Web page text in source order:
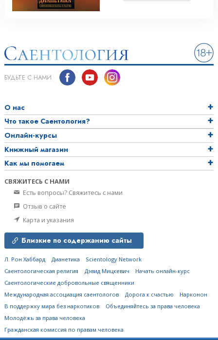
БУДЬТЕ С НАМИ
О нас
Что такое Саентология?
Онлайн-курсы
Книжный магазин
Как мы помогаем
СВЯЖИТЕСЬ С НАМИ
Есть вопросы? Свяжитесь с нами
Отзыв о сайте
Карта и указания
Близкие по содержанию сайты
Л. Рон Хаббард Дианетика
Scientology Network
Саентологическая религия
Дэвид Мицкевич
Начать онлайн-курс
Саентологические добровольные священники
Международная ассоциация саентологов
Дорога к счастью
Нарконон
В поддержку мира без наркотиков
Объединяйтесь за права человека
Молодёжь за права человека
Гражданская комиссия по правам человека